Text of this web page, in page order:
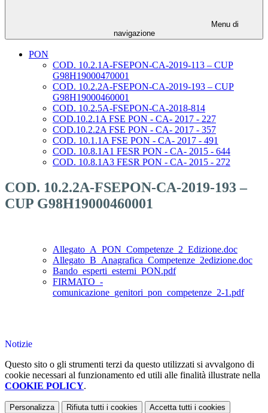
Menu di
navigazione
PON
COD. 10.2.1A-FSEPON-CA-2019-113 – CUP
G98H19000470001
COD. 10.2.2A-FSEPON-CA-2019-193 – CUP
G98H19000460001
COD. 10.2.5A-FSEPON-CA-2018-814
COD.10.2.1A FSE PON - CA- 2017 - 227
COD.10.2.2A FSE PON - CA- 2017 - 357
COD. 10.1.1A FSE PON - CA- 2017 - 491
COD. 10.8.1A1 FESR PON - CA- 2015 - 644
COD. 10.8.1A3 FESR PON - CA- 2015 - 272
COD. 10.2.2A-FSEPON-CA-2019-193 –
CUP G98H19000460001
Allegato_A_PON_Competenze_2_Edizione.doc
Allegato_B_Anagrafica_Competenze_2edizione.doc
Bando_esperti_esterni_PON.pdf
FIRMATO_-
comunicazione_genitori_pon_competenze_2-1.pdf
Notizie
Questo sito o gli strumenti terzi da questo utilizzati si avvalgono di
cookie necessari al funzionamento ed utili alle finalità illustrate nella
COOKIE POLICY.
Personalizza Rifiuta tutti i cookies Accetta tutti i cookies